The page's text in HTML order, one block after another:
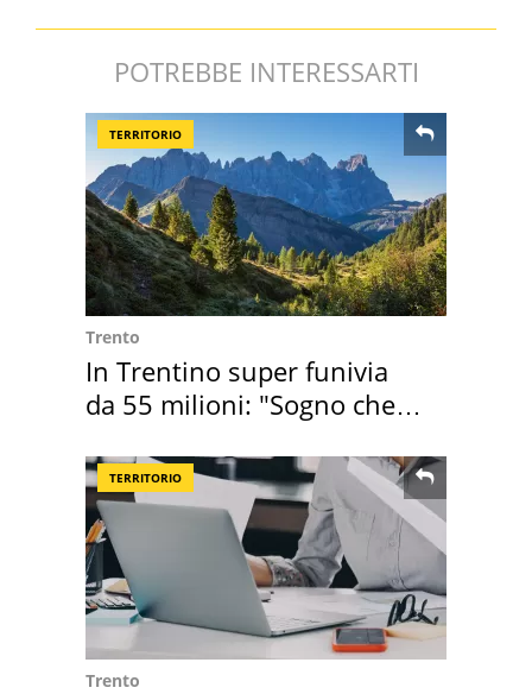
POTREBBE INTERESSARTI
TERRITORIO
Trento
In Trentino super funivia
da 55 milioni: "Sogno che si
TERRITORIO
Trento